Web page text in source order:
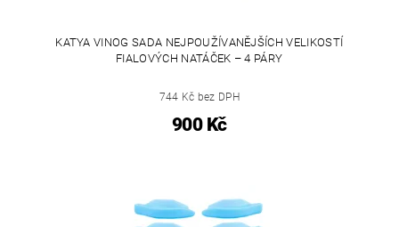
KATYA VINOG SADA NEJPOUŽÍVANĚJŠÍCH VELIKOSTÍ
FIALOVÝCH NATÁČEK – 4 PÁRY
744 Kč bez DPH
900 Kč